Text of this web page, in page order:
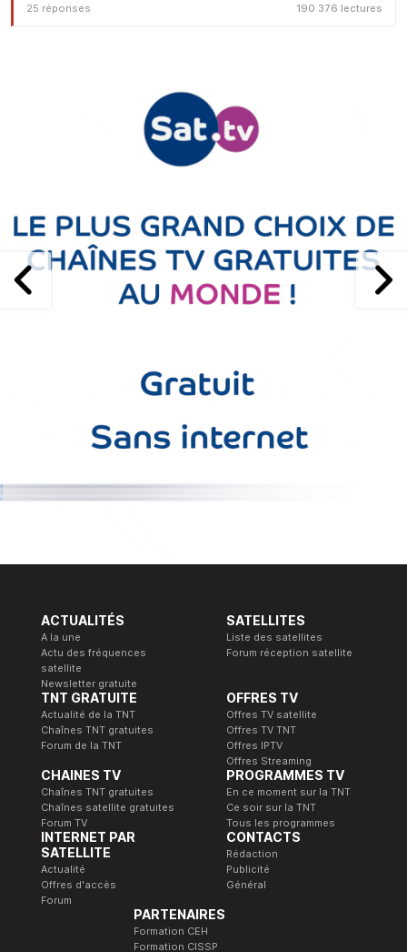
25 réponses 190 376 lectures
ACTUALITÉS
A la une
Actu des fréquences
satellite
Newsletter gratuite
SATELLITES
Liste des satellites
Forum réception satellite
TNT GRATUITE
Actualité de la TNT
Chaînes TNT gratuites
Forum de la TNT
OFFRES TV
Offres TV satellite
Offres TV TNT
Offres IPTV
Offres Streaming
CHAINES TV
Chaînes TNT gratuites
Chaînes satellite gratuites
Forum TV
PROGRAMMES TV
En ce moment sur la TNT
Ce soir sur la TNT
Tous les programmes
INTERNET PAR
SATELLITE
Actualité
Offres d'accès
Forum
CONTACTS
Rédaction
Publicité
Général
PARTENAIRES
Formation CEH
Formation CISSP